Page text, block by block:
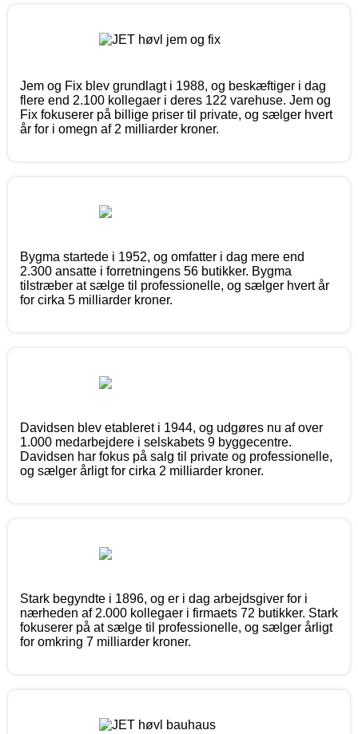
Jem og Fix blev grundlagt i 1988, og beskæftiger i dag
flere end 2.100 kollegaer i deres 122 varehuse. Jem og
Fix fokuserer på billige priser til private, og sælger hvert
år for i omegn af 2 milliarder kroner.
Bygma startede i 1952, og omfatter i dag mere end
2.300 ansatte i forretningens 56 butikker. Bygma
tilstræber at sælge til professionelle, og sælger hvert år
for cirka 5 milliarder kroner.
Davidsen blev etableret i 1944, og udgøres nu af over
1.000 medarbejdere i selskabets 9 byggecentre.
Davidsen har fokus på salg til private og professionelle,
og sælger årligt for cirka 2 milliarder kroner.
Stark begyndte i 1896, og er i dag arbejdsgiver for i
nærheden af 2.000 kollegaer i firmaets 72 butikker. Stark
fokuserer på at sælge til professionelle, og sælger årligt
for omkring 7 milliarder kroner.